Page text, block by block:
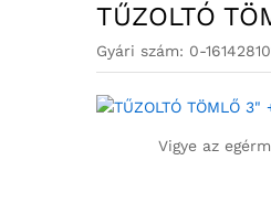
TŰZOLTÓ
Gyári szám: 0-
Vigye az